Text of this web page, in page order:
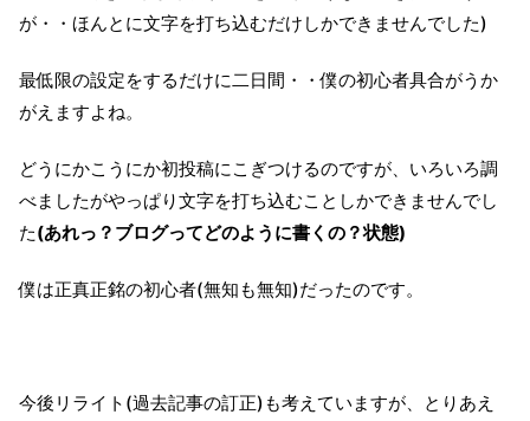
が・・ほんとに文字を打ち込むだけしかできませんでした)
最低限の設定をするだけに二日間・・僕の初心者具合がうか
がえますよね。
どうにかこうにか初投稿にこぎつけるのですが、いろいろ調
べましたがやっぱり文字を打ち込むことしかできませんでし
た(あれっ？ブログってどのように書くの？状態)
僕は正真正銘の初心者(無知も無知)だったのです。
今後リライト(過去記事の訂正)も考えていますが、とりあえ